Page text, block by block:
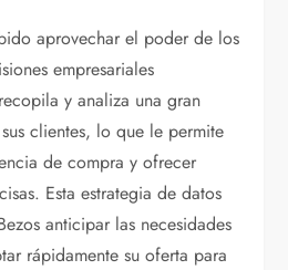
aprovechar el poder de los
empresariales
y analiza una gran
clientes, lo que le permite
de compra y ofrecer
Esta estrategia de datos
anticipar las necesidades
rápidamente su oferta para